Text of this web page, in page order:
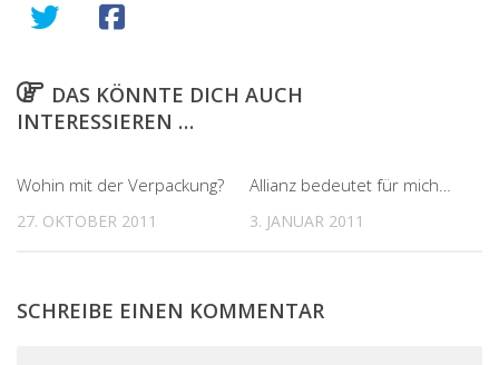
DAS KÖNNTE DICH AUCH
INTERESSIEREN …
Wohin mit der Verpackung?
27. OKTOBER 2011
Allianz bedeutet für mich…
3. JANUAR 2011
SCHREIBE EINEN KOMMENTAR